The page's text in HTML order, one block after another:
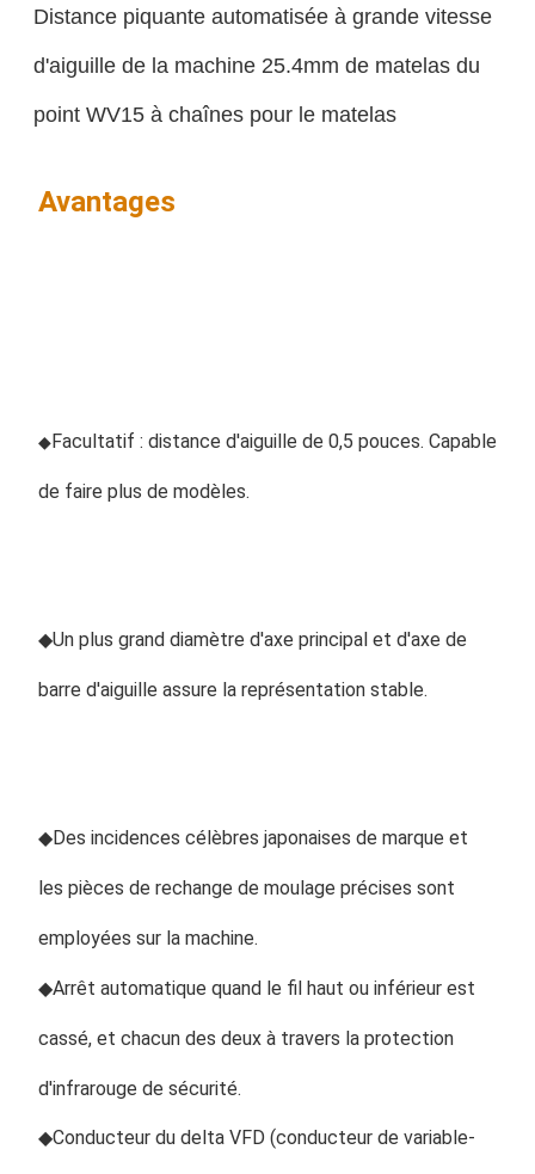
Distance piquante automatisée à grande vitesse
d'aiguille de la machine 25.4mm de matelas du
point WV15 à chaînes pour le matelas
Avantages
◆Facultatif : distance d'aiguille de 0,5 pouces. Capable
de faire plus de modèles.
◆Un plus grand diamètre d'axe principal et d'axe de
barre d'aiguille assure la représentation stable.
◆Des incidences célèbres japonaises de marque et
les pièces de rechange de moulage précises sont
employées sur la machine.
◆Arrêt automatique quand le fil haut ou inférieur est
cassé, et chacun des deux à travers la protection
d'infrarouge de sécurité.
◆Conducteur du delta VFD (conducteur de variable-